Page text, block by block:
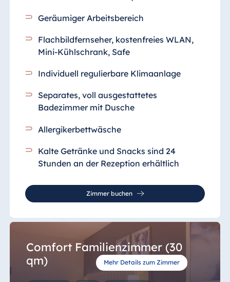
Geräumiger Arbeitsbereich
Flachbildfernseher, kostenfreies WLAN,
Mini-Kühlschrank, Safe
Individuell regulierbare Klimaanlage
Separates, voll ausgestattetes
Badezimmer mit Dusche
Allergikerbettwäsche
Kalte Getränke und Snacks sind 24
Stunden an der Rezeption erhältlich
Zimmer buchen
Mehr Details zum Zimmer
Comfort Familienzimmer (30
qm)